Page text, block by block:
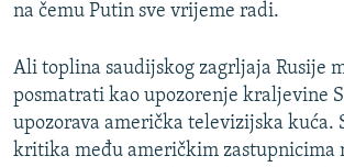
na čemu Putin sve vrijeme radi.
Ali toplina saudijskog zagrljaja Rusije
posmatrati kao upozorenje kraljevine
upozorava američka televizijska kuća.
kritika među američkim zastupnicima